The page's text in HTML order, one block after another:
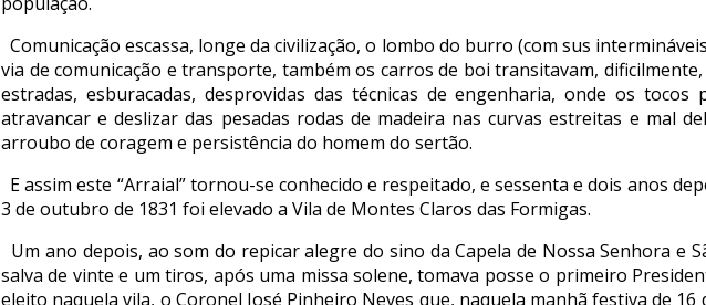
Comunicação escassa, longe da civilização, o lombo do burro (com sus
via de comunicação e transporte, também os carros de boi transitavam, dificilmente,
estradas, esburacadas, desprovidas das técnicas de engenharia, onde os tocos
atravancar e deslizar das pesadas rodas de madeira nas curvas estreitas e mal
arroubo de coragem e persistência do homem do sertão.
E assim este “Arraial” tornou-se conhecido e respeitado, e sessenta e dois anos
3 de outubro de 1831 foi elevado a Vila de Montes Claros das Formigas.
Um ano depois, ao som do repicar alegre do sino da Capela de Nossa Senhora e
salva de vinte e um tiros, após uma missa solene, tomava posse o primeiro
eleito naquela vila, o Coronel José Pinheiro Neves que, naquela manhã festiva de